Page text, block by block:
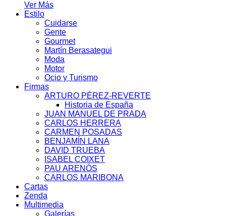
Ver Más
Estilo
Cuidarse
Gente
Gourmet
Martín Berasategui
Moda
Motor
Ocio y Turismo
Firmas
ARTURO PÉREZ-REVERTE
Historia de España
JUAN MANUEL DE PRADA
CARLOS HERRERA
CARMEN POSADAS
BENJAMÍN LANA
DAVID TRUEBA
ISABEL COIXET
PAU ARENÓS
CARLOS MARIBONA
Cartas
Zenda
Multimedia
Galerías